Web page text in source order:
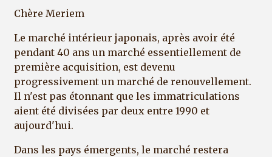
Chère Meriem
Le marché intérieur japonais, après avoir été
pendant 40 ans un marché essentiellement de
première acquisition, est devenu
progressivement un marché de renouvellement.
Il n'est pas étonnant que les immatriculations
aient été divisées par deux entre 1990 et
aujourd'hui.
Dans les pays émergents, le marché restera